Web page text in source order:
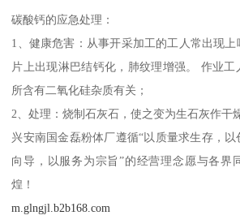
碳酸钙的应急处理：
1、健康危害：从事开采加工的工人常出现
片上出现淋巴结钙化，肺纹理增强。 作业工
所含有二氧化硅杂质有关；
2、处理：烧制石灰石，使之变为生石灰作干
兴安南国金磊粉体厂遵循“以质量求生存，
向导，以服务为宗旨”的经营理念愿与各界
煌！
m.glngjl.b2b168.com